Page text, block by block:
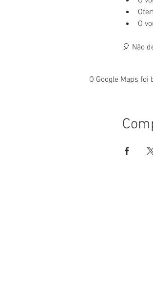
O
🎈 Não
O Google Maps